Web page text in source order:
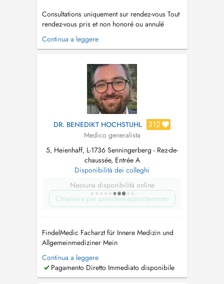
Consultations uniquement sur rendez-vous Tout
rendez-vous pris et non honoré ou annulé
moins de 4h avant l'heure convenue sera
facturé Les délégués médicaux peuvent prendre
cabinetmedicalcanach@gmail.com
Continua a leggere
DR. BENEDIKT HOCHSTUHL 312
Medico generalista
5, Heienhaff, L-1736 Senningerberg - Rez-de-
chaussée, Entrée A
Disponibilità dei colleghi
Nessuna disponibilità online
Chiamare per prendere appuntamento
FindelMedic Facharzt für Innere Medizin und
Allgemeinmediziner Mein
Behandlungsspektrum umfasst unter anderem:
Herz-Kreislauf-Beschwerden, Herzrasen/
Herzstolpern (Palpitationen), geschwollene
Continua a leggere
Pagamento Diretto Immediato disponibile